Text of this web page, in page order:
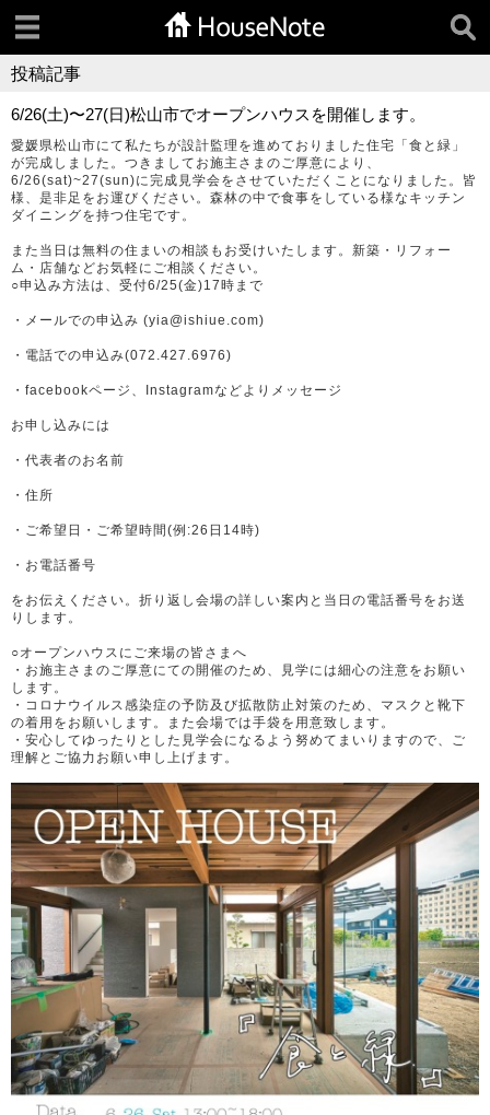
投稿記事
6/26(土)〜27(日)松山市でオープンハウスを開催します。
愛媛県松山市にて私たちが設計監理を進めておりました住宅「食と緑」
が完成しました。つきましてお施主さまのご厚意により、
6/26(sat)~27(sun)に完成見学会をさせていただくことになりました。皆
様、是非足をお運びください。森林の中で食事をしている様なキッチン
ダイニングを持つ住宅です。
また当日は無料の住まいの相談もお受けいたします。新築・リフォー
ム・店舗などお気軽にご相談ください。
○申込み方法は、受付6/25(金)17時まで
・メールでの申込み (yia@ishiue.com)
・電話での申込み(072.427.6976)
・facebookページ、Instagramなどよりメッセージ
お申し込みには
・代表者のお名前
・住所
・ご希望日・ご希望時間(例:26日14時)
・お電話番号
をお伝えください。折り返し会場の詳しい案内と当日の電話番号をお送
りします。
○オープンハウスにご来場の皆さまへ
・お施主さまのご厚意にての開催のため、見学には細心の注意をお願い
します。
・コロナウイルス感染症の予防及び拡散防止対策のため、マスクと靴下
の着用をお願いします。また会場では手袋を用意致します。
・安心してゆったりとした見学会になるよう努めてまいりますので、ご
理解とご協力お願い申し上げます。